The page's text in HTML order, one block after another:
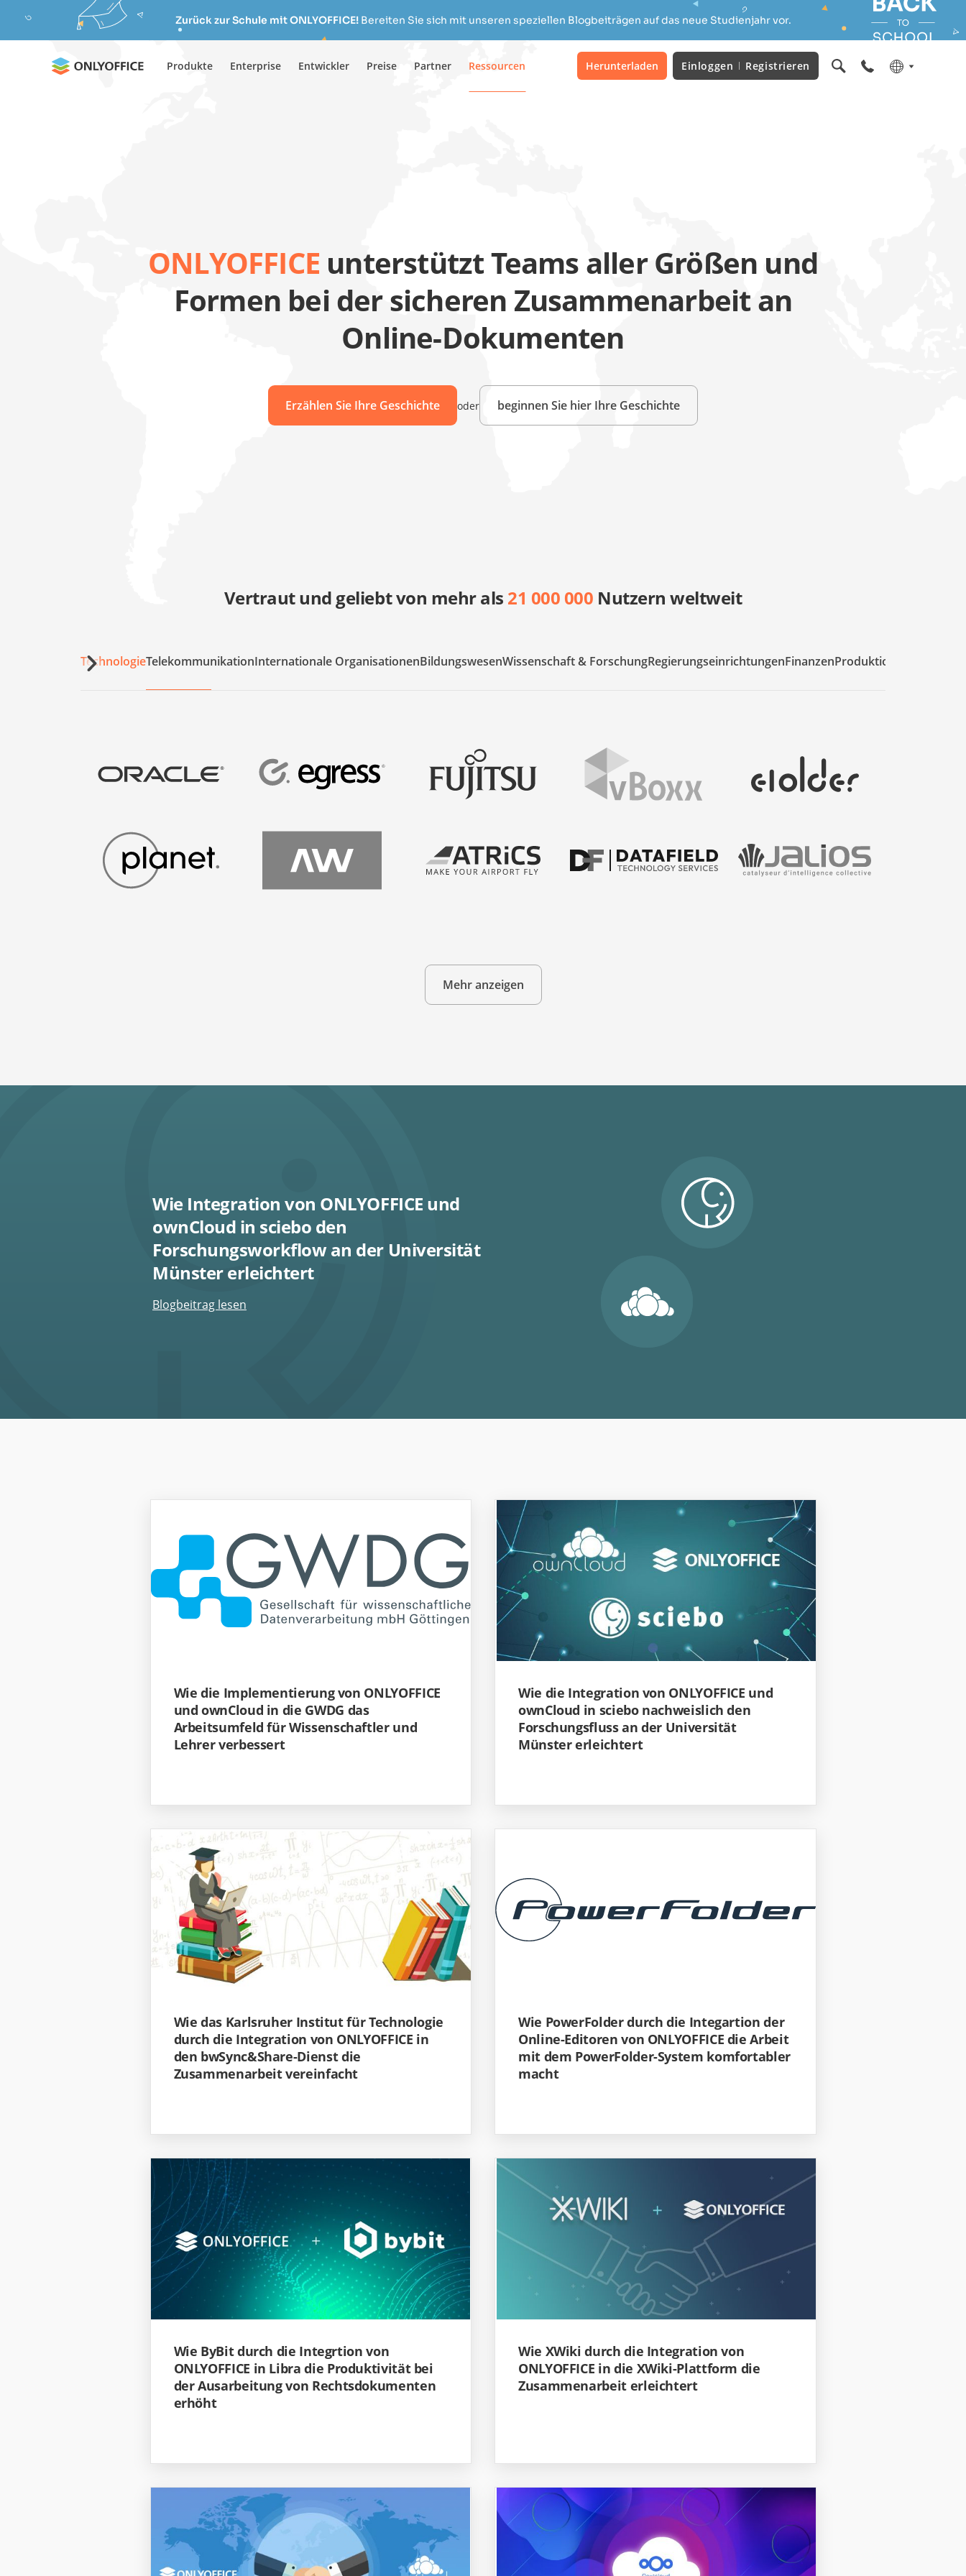
Zurück zur Schule mit ONLYOFFICE!Bereiten Sie sich mit unseren speziellen Blogbeiträgen auf das neue Studienjahr vor.
Produkte Enterprise Entwickler Preise Partner Ressourcen Herunterladen Einloggen Registrieren
ONLYOFFICE unterstützt Teams aller Größen und
Formen bei der sicheren Zusammenarbeit an
Online-Dokumenten
Erzählen Sie Ihre Geschichte oder beginnen Sie hier Ihre Geschichte
Vertraut und geliebt von mehr als 21 000 000 Nutzern weltweit
TechnologieTelekommunikationInternationale OrganisationenBildungswesenWissenschaft & ForschungRegierungseinrichtungenFinanzenProduktion
Mehr anzeigen
Wie Integration von ONLYOFFICE und
ownCloud in sciebo den
Forschungsworkflow an der Universität
Münster erleichtert
Blogbeitrag lesen
Wie die Implementierung von ONLYOFFICE
und ownCloud in die GWDG das
Arbeitsumfeld für Wissenschaftler und
Lehrer verbessert
Wie die Integration von ONLYOFFICE und
ownCloud in sciebo nachweislich den
Forschungsfluss an der Universität
Münster erleichtert
Wie das Karlsruher Institut für Technologie
durch die Integration von ONLYOFFICE in
den bwSync&Share-Dienst die
Zusammenarbeit vereinfacht
Wie PowerFolder durch die Integartion der
Online-Editoren von ONLYOFFICE die Arbeit
mit dem PowerFolder-System komfortabler
macht
Wie ByBit durch die Integrtion von
ONLYOFFICE in Libra die Produktivität bei
der Ausarbeitung von Rechtsdokumenten
erhöht
Wie XWiki durch die Integration von
ONLYOFFICE in die XWiki-Plattform die
Zusammenarbeit erleichtert